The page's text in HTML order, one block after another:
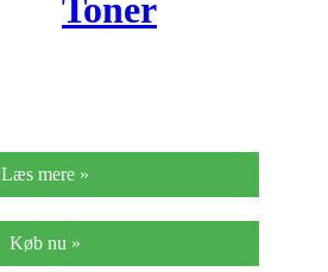
Toner
Læs mere »
Køb nu »